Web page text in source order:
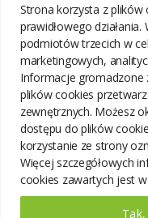
Strona korzysta z plików
prawidłowego
podmiotów trzecich w
marketingowych,
Informacje gromadzone
plików cookies
zewnętrznych. Możesz
dostępu do plików
korzystanie ze strony
Więcej szczegółowych
cookies zawartych jest